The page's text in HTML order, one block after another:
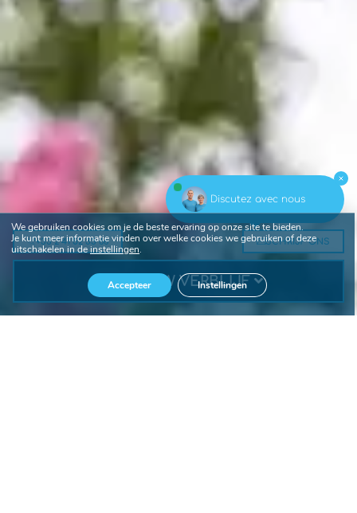
+33 2 41 52 33 66 SCHRIJF ONS
BOEK UW VERBLIJF
We gebruiken cookies om je de beste ervaring op onze site te bieden.
Je kunt meer informatie vinden over welke cookies we gebruiken of deze
uitschakelen in deinstellingen.
Accepteer Instellingen
Discutez avec nous